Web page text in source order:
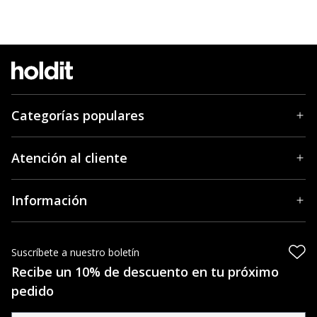
Categorías populares
Atención al cliente
Información
Suscríbete a nuestro boletín
Recibe un 10% de descuento en tu próximo
pedido